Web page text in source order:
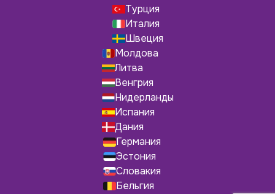
Турция
Италия
Швеция
Молдова
Литва
Венгрия
Нидерланды
Испания
Дания
Германия
Эстония
Словакия
Бельгия